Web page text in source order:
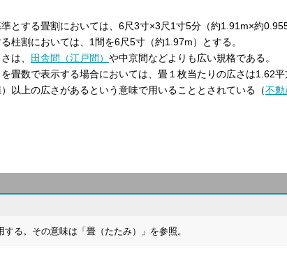
とする畳割においては、6尺3寸×3尺1寸5分（約1.91m×約
柱割においては、1間を6尺5寸（約1.97m）とする。
は、
田舎間（江戸間） や中京間などよりも広い規格である。
畳数で表示する場合においては、畳１枚当たりの広さは1.62
以上の広さがあるという意味で用いることとされている（不動
る。その意味は「畳（たたみ）」を参照。